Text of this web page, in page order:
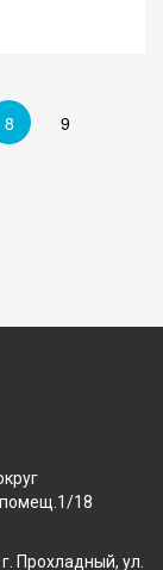
8
9
помещ.1/18
Прохладный, ул.